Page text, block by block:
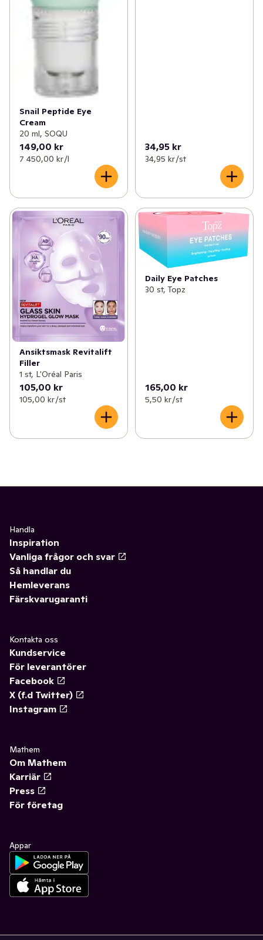
Snail Peptide Eye
Cream
20 ml, SOQU
149,00 kr
7 450,00 kr /l
34,95 kr
34,95 kr /st
Ansiktsmask Revitalift
Filler
1 st, L'Oréal Paris
105,00 kr
105,00 kr /st
Daily Eye Patches
30 st, Topz
165,00 kr
5,50 kr /st
Handla
Inspiration
Vanliga frågor och svar
Så handlar du
Hemleverans
Färskvarugaranti
Kontakta oss
Kundservice
För leverantörer
Facebook
X (f.d Twitter)
Instagram
Mathem
Om Mathem
Karriär
Press
För företag
Appar